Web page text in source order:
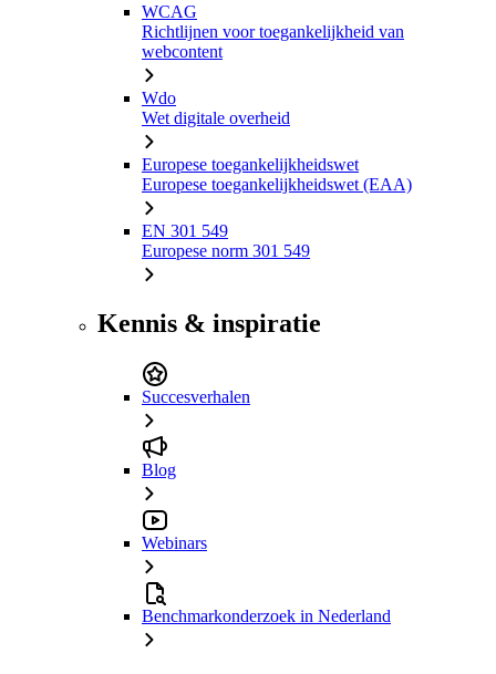
WCAG
Richtlijnen voor toegankelijkheid van
webcontent
Wdo
Wet digitale overheid
Europese toegankelijkheidswet
Europese toegankelijkheidswet (EAA)
EN 301 549
Europese norm 301 549
Kennis & inspiratie
Succesverhalen
Blog
Webinars
Benchmarkonderzoek in Nederland